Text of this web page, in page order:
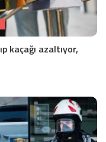
kaçağı azaltıyor,